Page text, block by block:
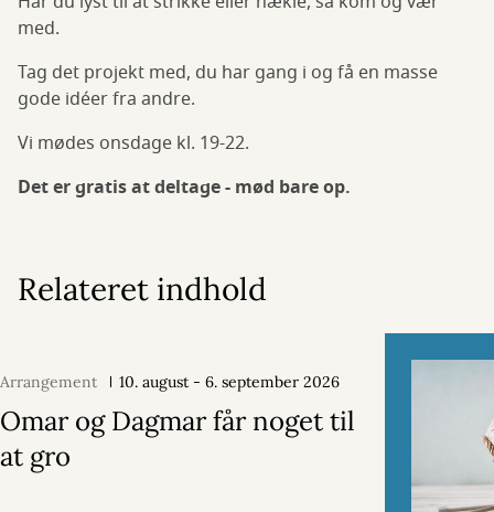
med.
Tag det projekt med, du har gang i og få en masse
gode idéer fra andre.
Vi mødes onsdage kl. 19-22.
Det er gratis at deltage - mød bare op.
Relateret indhold
Arrangement 10. august - 6. september 2026
Omar og Dagmar får noget til
at gro